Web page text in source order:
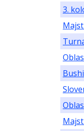
3.